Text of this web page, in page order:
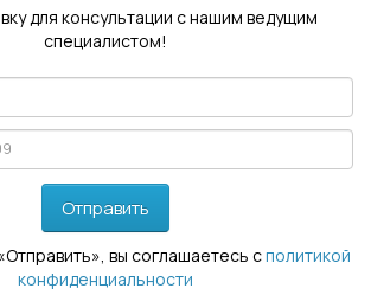
для консультации с нашим ведущим
специалистом!
Отправить
вы соглашаетесь сполитикой
конфиденциальности